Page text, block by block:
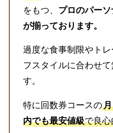
をもつ、 プロのパー
が揃っております。
過度な食事制限やト
フスタイルに合わせ
す。
特に回数券コースの
内でも最安値級で良